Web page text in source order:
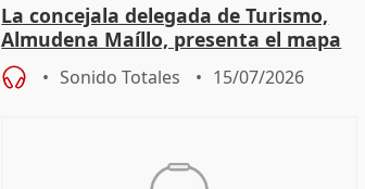
La concejala delegada de Turismo,
Almudena Maíllo, presenta el mapa
'Nuevas comedias madrileñas'
Sonido Totales 15/07/2026